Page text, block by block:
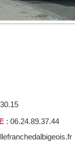
: 06.24.89.37.44